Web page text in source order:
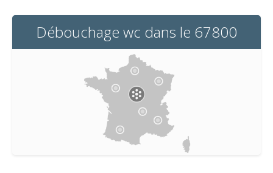
Débouchage wc dans le 67800